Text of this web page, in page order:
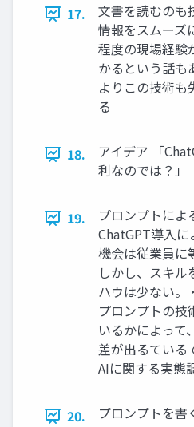
17.
文書を読むのも
情報をスムーズ
程度の現場経験
かるという話も
よりこの技術も
る
18.
アイデア 「
利なのでは？」
19.
プロンプトによ
ChatGPT導入に
機会は従業員に
しかし、スキル
ハウは少ない。
プロンプトの技
いるかによって
差が出るている
AIに関する実態
20. プロンプトを書